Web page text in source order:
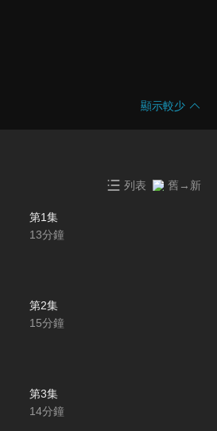
顯示較少
列表 舊→新
第1集
13分鐘
第2集
15分鐘
第3集
14分鐘